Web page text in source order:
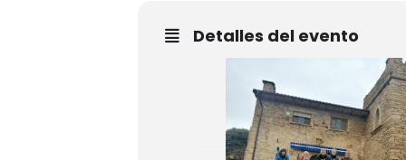
Detalles del evento